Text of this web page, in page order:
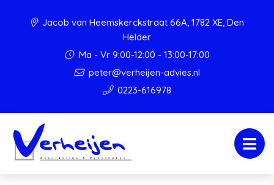
Jacob van Heemskerckstraat 66A, 1782 XE, Den
Helder
Ma - Vr 9:00-12:00 - 13:00-17:00
peter@verheijen-advies.nl
0223-616978